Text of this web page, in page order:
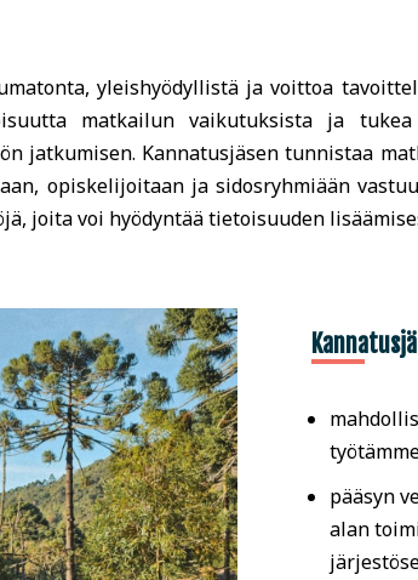
yleishyödyllistä ja voittoa
matkailun vaikutuksista ja tukea
jatkumisen. Kannatusjäsen tunnistaa
opiskelijoitaan ja sidosryhmiään
joita voi hyödyntää tietoisuuden
pääsyn
alan